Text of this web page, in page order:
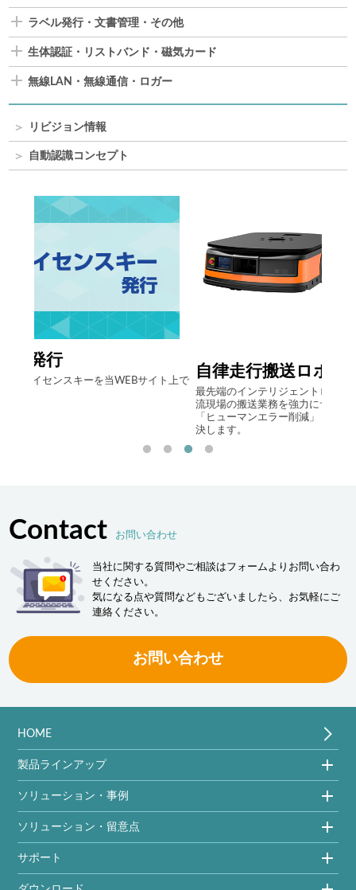
ラベル発行・文書管理・その他
生体認証・リストバンド・磁気カード
無線LAN・無線通信・ロガー
リビジョン情報
自動認識コンセプト
自律走行搬送ロボット AMR
最先端のインテリジェントロボットソリューションで製造･物
流現場の搬送業務を強力にサポート。「人手不足の解消」
「ヒューマンエラー削減」「生産性向上」といった課題を解
Contact お問い合わせ
当社に関する質問やご相談はフォームよりお問い合わ
せください。
気になる点や質問などもございましたら、お気軽にご
連絡ください。
お問い合わせ
HOME
製品ラインアップ
ソリューション・事例
ソリューション・留意点
サポート